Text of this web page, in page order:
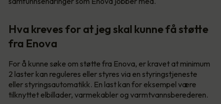
Hva kreves for at jeg skal kunne få støtte
fra Enova
For å kunne søke om støtte fra Enova, er kravet at minimum
2 laster kan reguleres eller styres via en styringstjeneste
eller styringsautomatikk. En last kan for eksempel være
tilknyttet elbillader, varmekabler og varmtvannsberederen.